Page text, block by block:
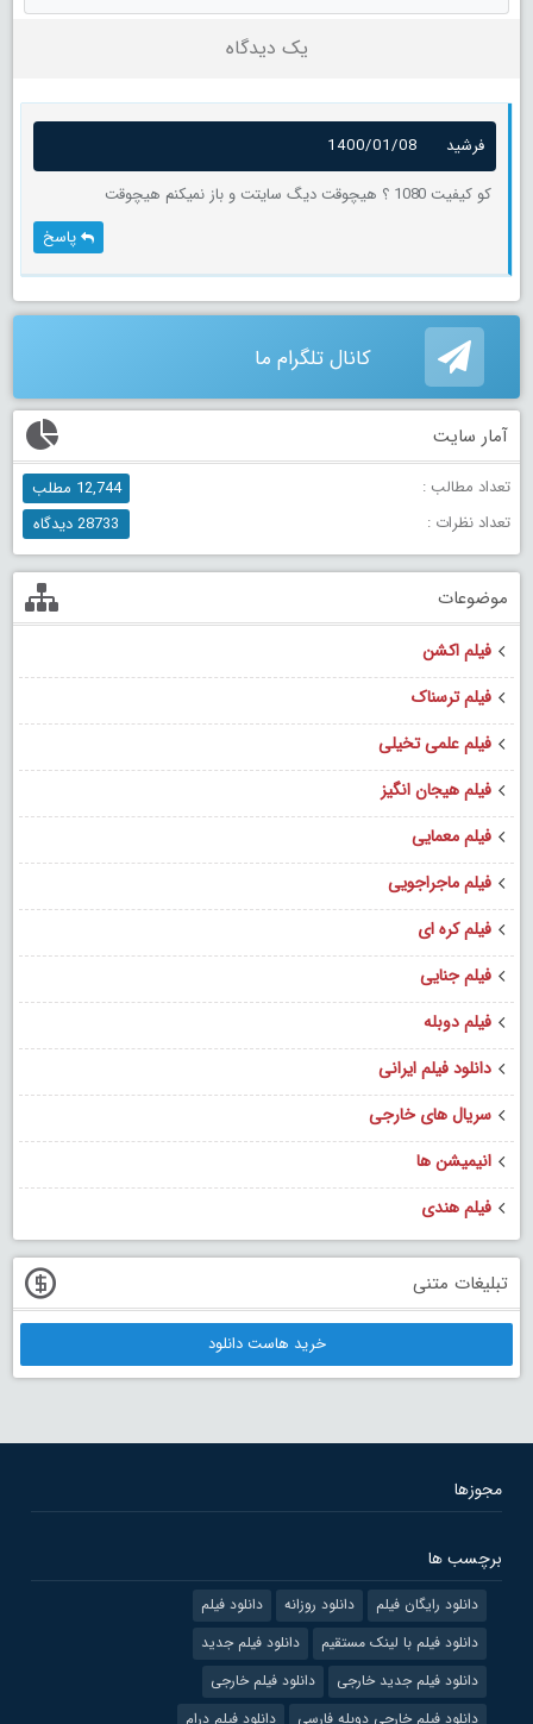
یک دیدگاه
فرشید
1400/01/08
کو کیفیت 1080 ؟ هیچوقت دیگ سایتت و باز نمیکنم هیچوقت
پاسخ
کانال تلگرام ما
آمار سایت
تعداد مطالب :
12,744 مطلب
تعداد نظرات :
28733 دیدگاه
موضوعات
فیلم اکشن
فیلم ترسناک
فیلم علمی تخیلی
فیلم هیجان انگیز
فیلم معمایی
فیلم ماجراجویی
فیلم کره ای
فیلم جنایی
فیلم دوبله
دانلود فیلم ایرانی
سریال های خارجی
انیمیشن ها
فیلم هندی
تبلیغات متنی
خرید هاست دانلود
مجوزها
برچسب ها
دانلود رایگان فیلم دانلود روزانه
دانلود فیلم
دانلود فیلم با لینک مستقیم
دانلود فیلم جدید
دانلود فیلم جدید خارجی
دانلود فیلم خارجی
دانلود فیلم خارجی دوبله فارسی
دانلود فیلم درام